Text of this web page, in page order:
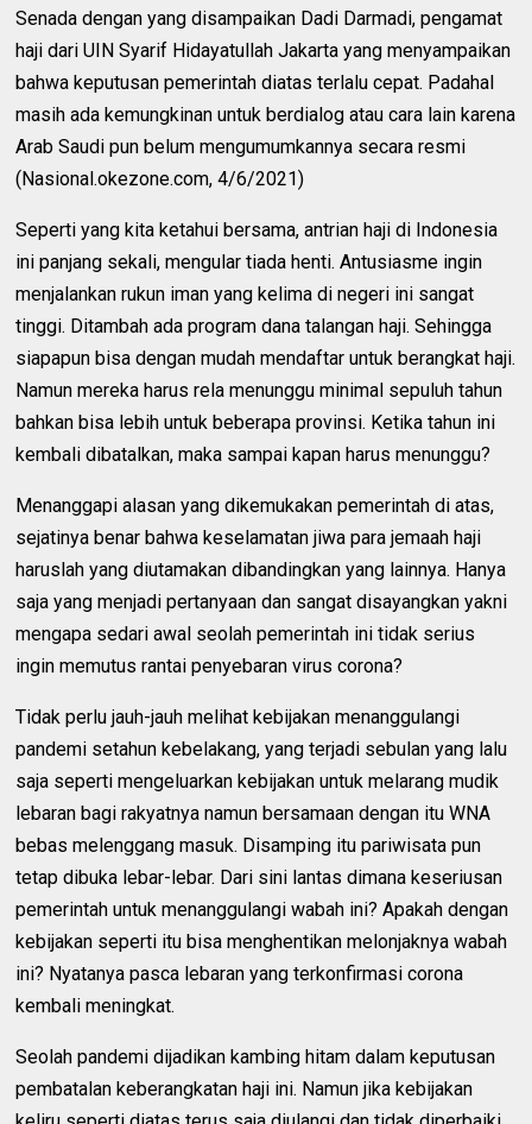
Senada dengan yang disampaikan Dadi Darmadi, pengamat
haji dari UIN Syarif Hidayatullah Jakarta yang menyampaikan
bahwa keputusan pemerintah diatas terlalu cepat. Padahal
masih ada kemungkinan untuk berdialog atau cara lain karena
Arab Saudi pun belum mengumumkannya secara resmi
(Nasional.okezone.com, 4/6/2021)
Seperti yang kita ketahui bersama, antrian haji di Indonesia
ini panjang sekali, mengular tiada henti. Antusiasme ingin
menjalankan rukun iman yang kelima di negeri ini sangat
tinggi. Ditambah ada program dana talangan haji. Sehingga
siapapun bisa dengan mudah mendaftar untuk berangkat haji.
Namun mereka harus rela menunggu minimal sepuluh tahun
bahkan bisa lebih untuk beberapa provinsi. Ketika tahun ini
kembali dibatalkan, maka sampai kapan harus menunggu?
Menanggapi alasan yang dikemukakan pemerintah di atas,
sejatinya benar bahwa keselamatan jiwa para jemaah haji
haruslah yang diutamakan dibandingkan yang lainnya. Hanya
saja yang menjadi pertanyaan dan sangat disayangkan yakni
mengapa sedari awal seolah pemerintah ini tidak serius
ingin memutus rantai penyebaran virus corona?
Tidak perlu jauh-jauh melihat kebijakan menanggulangi
pandemi setahun kebelakang, yang terjadi sebulan yang lalu
saja seperti mengeluarkan kebijakan untuk melarang mudik
lebaran bagi rakyatnya namun bersamaan dengan itu WNA
bebas melenggang masuk. Disamping itu pariwisata pun
tetap dibuka lebar-lebar. Dari sini lantas dimana keseriusan
pemerintah untuk menanggulangi wabah ini? Apakah dengan
kebijakan seperti itu bisa menghentikan melonjaknya wabah
ini? Nyatanya pasca lebaran yang terkonfirmasi corona
kembali meningkat.
Seolah pandemi dijadikan kambing hitam dalam keputusan
pembatalan keberangkatan haji ini. Namun jika kebijakan